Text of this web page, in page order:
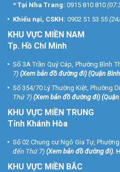
* Tại Nha Trang: 0915 810 810
Khiếu nại, CSKH: 0902 51 53 55
KHU VỰC MIỀN NAM
Tp. Hồ Chí Minh
Số 3A Trần Quý Cáp, Phường Bình
7) (Xem bản đồ đường đi) (Quận
Số 354/70 Lý Thường Kiệt, Phường
Thứ 7) (Xem bản đồ đường đi)
KHU VỰC MIỀN TRUNG
Tỉnh Khánh Hòa
Số 02 Chung cư Ngô Gia Tự,
đến Thứ 7) (Xem bản đồ đường đi).
KHU VỰC MIỀN BẮC